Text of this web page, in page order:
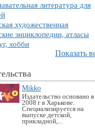
литература для
художественная
энциклопедии, атласы
хобби
Показать
Mikko
Издательство основано в
2008 г в Харькове.
Специализируется на
выпуске детской,
прикладной,...